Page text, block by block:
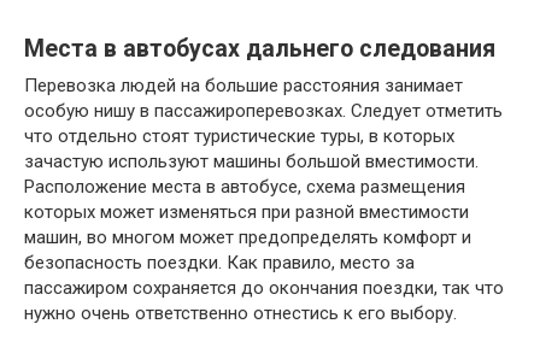
Места в автобусах дальнего следования
Перевозка людей на большие расстояния занимает
особую нишу в пассажироперевозках. Следует отметить
что отдельно стоят туристические туры, в которых
зачастую используют машины большой вместимости.
Расположение места в автобусе, схема размещения
которых может изменяться при разной вместимости
машин, во многом может предопределять комфорт и
безопасность поездки. Как правило, место за
пассажиром сохраняется до окончания поездки, так что
нужно очень ответственно отнестись к его выбору.